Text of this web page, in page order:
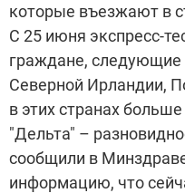
которые въезжают в
С 25 июня экспресс-
граждане, следующие
Северной Ирландии,
в этих странах
"Дельта" –
сообщили в
информацию, что